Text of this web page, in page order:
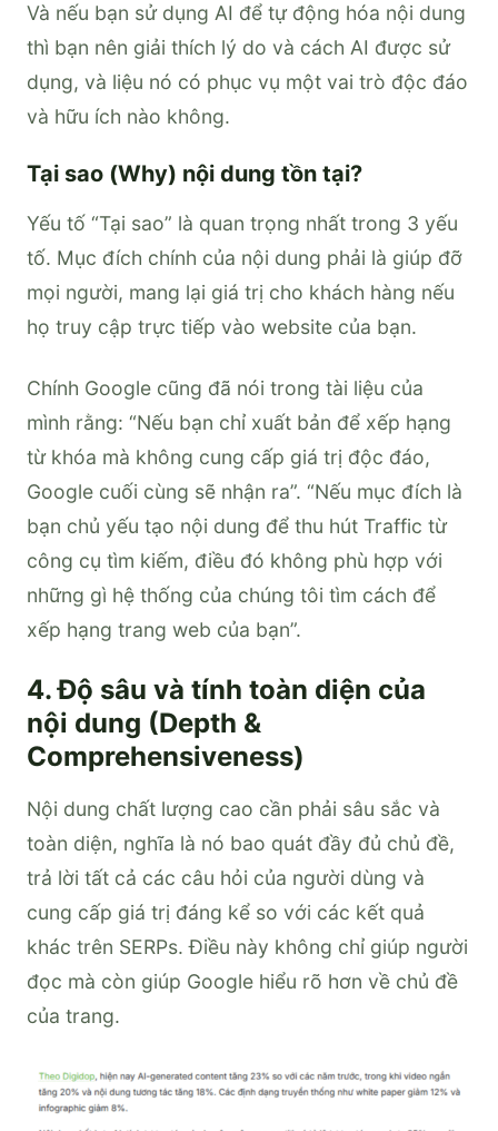
Và nếu bạn sử dụng AI để tự động hóa nội dung
thì bạn nên giải thích lý do và cách AI được sử
dụng, và liệu nó có phục vụ một vai trò độc đáo
và hữu ích nào không.
Tại sao (Why) nội dung tồn tại?
Yếu tố “Tại sao” là quan trọng nhất trong 3 yếu
tố. Mục đích chính của nội dung phải là giúp đỡ
mọi người, mang lại giá trị cho khách hàng nếu
họ truy cập trực tiếp vào website của bạn.
Chính Google cũng đã nói trong tài liệu của
mình rằng: “Nếu bạn chỉ xuất bản để xếp hạng
từ khóa mà không cung cấp giá trị độc đáo,
Google cuối cùng sẽ nhận ra”. “Nếu mục đích là
bạn chủ yếu tạo nội dung để thu hút Traffic từ
công cụ tìm kiếm, điều đó không phù hợp với
những gì hệ thống của chúng tôi tìm cách để
xếp hạng trang web của bạn”.
4. Độ sâu và tính toàn diện của
nội dung (Depth &
Comprehensiveness)
Nội dung chất lượng cao cần phải sâu sắc và
toàn diện, nghĩa là nó bao quát đầy đủ chủ đề,
trả lời tất cả các câu hỏi của người dùng và
cung cấp giá trị đáng kể so với các kết quả
khác trên SERPs. Điều này không chỉ giúp người
đọc mà còn giúp Google hiểu rõ hơn về chủ đề
của trang.